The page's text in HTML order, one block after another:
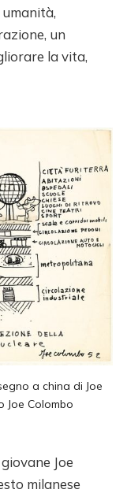
un
la vita,
a china di Joe
Joe Colombo
Joe
milanese